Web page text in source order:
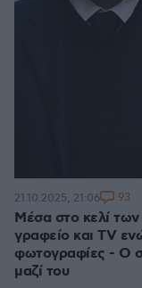
Μέσα στο κελί των
γραφείο και TV
φωτογραφίες - Ο
μαζί του
21.10.2025, 21:06 93